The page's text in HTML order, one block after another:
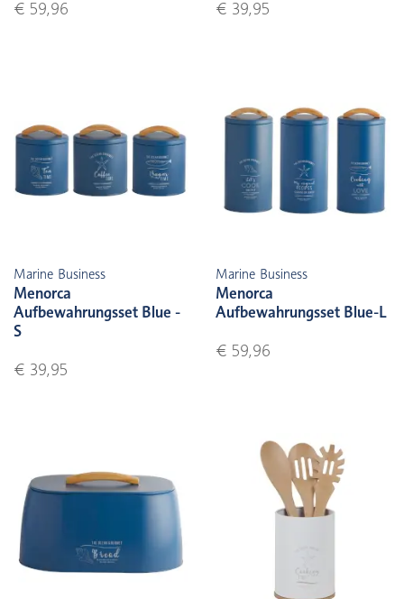
€ 59,96 € 39,95
Marine Business
Menorca
Aufbewahrungsset Blue -
S
€ 39,95
Marine Business
Menorca
Aufbewahrungsset Blue-L
€ 59,96